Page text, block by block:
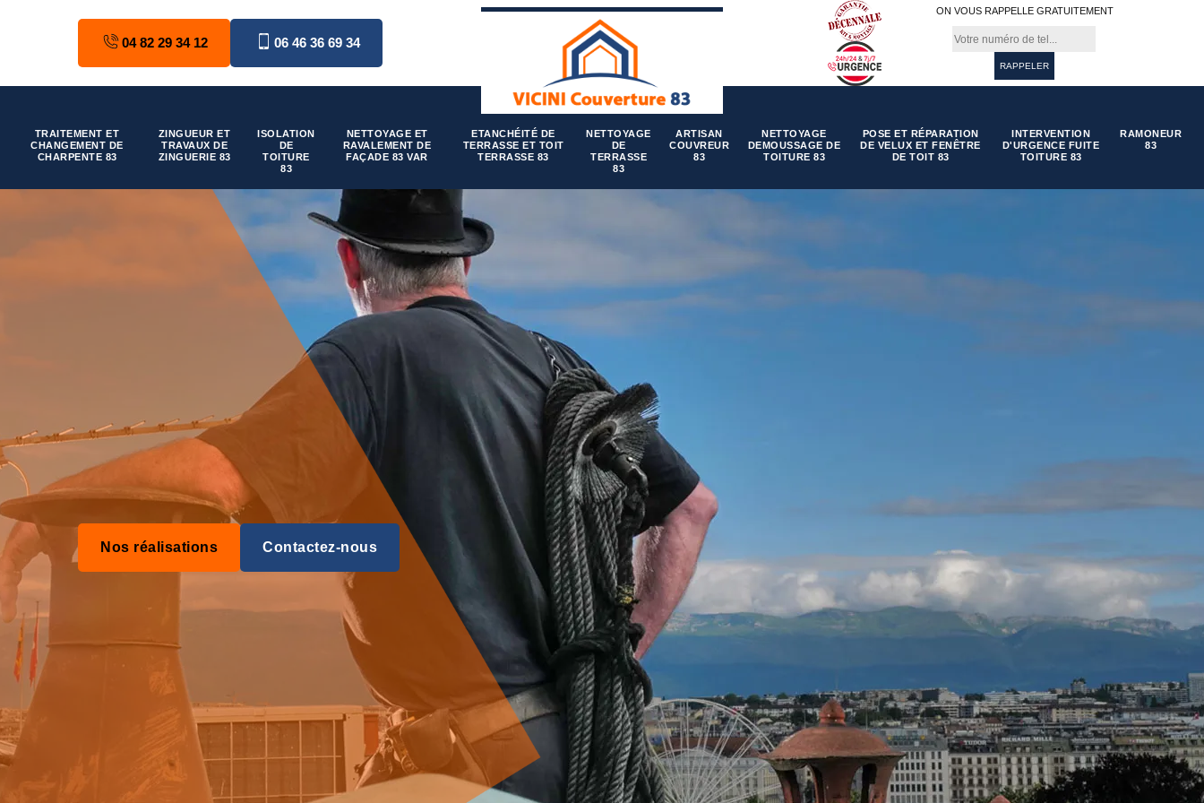
04 82 29 34 12 06 46 36 69 34
ON VOUS RAPPELLE GRATUITEMENT
TRAITEMENT ET
CHANGEMENT DE
CHARPENTE 83
ZINGUEUR ET
TRAVAUX DE
ZINGUERIE 83
ISOLATION
DE
TOITURE
83
NETTOYAGE ET
RAVALEMENT DE
FAÇADE 83 VAR
ETANCHÉITÉ DE
TERRASSE ET TOIT
TERRASSE 83
NETTOYAGE
DE
TERRASSE
83
ARTISAN
COUVREUR
83
NETTOYAGE
DEMOUSSAGE DE
TOITURE 83
POSE ET RÉPARATION
DE VELUX ET FENÊTRE
DE TOIT 83
INTERVENTION
D'URGENCE FUITE
TOITURE 83
RAMONEUR
83
Nos réalisations Contactez-nous